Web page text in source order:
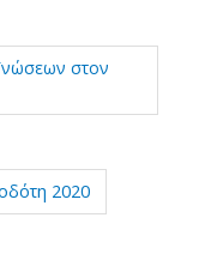
στον
2020